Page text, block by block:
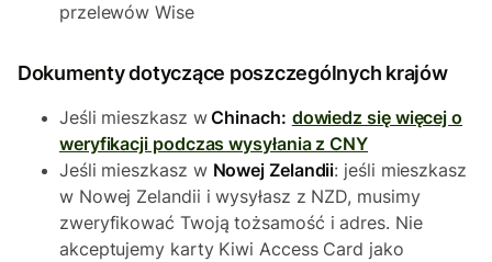
przelewów Wise
Dokumenty dotyczące poszczególnych krajów
Jeśli mieszkasz wChinach: dowiedz się więcej o
weryfikacji podczas wysyłania z CNY
Jeśli mieszkasz w Nowej Zelandii: jeśli mieszkasz
w Nowej Zelandii i wysyłasz z NZD, musimy
zweryfikować Twoją tożsamość i adres. Nie
akceptujemy karty Kiwi Access Card jako